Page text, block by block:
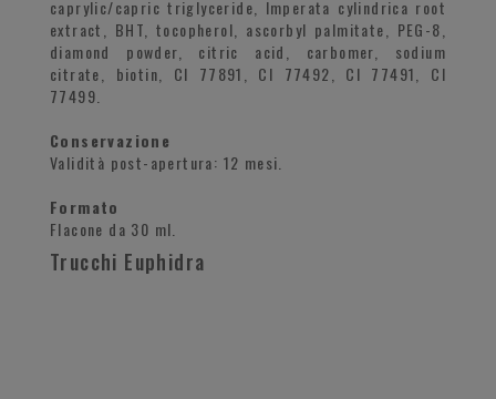
caprylic/capric triglyceride, Imperata cylindrica root
extract, BHT, tocopherol, ascorbyl palmitate, PEG-8,
diamond powder, citric acid, carbomer, sodium
citrate, biotin, CI 77891, CI 77492, CI 77491, CI
77499.
Conservazione
Validità post-apertura: 12 mesi.
Formato
Flacone da 30 ml.
Trucchi Euphidra